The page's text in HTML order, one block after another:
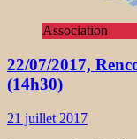
Association
22/07/2017,
(14h30)
21 juillet 2017